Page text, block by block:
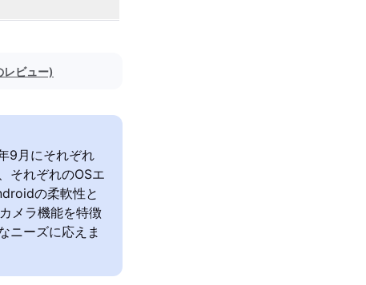
ビュー)
9月にそれぞれ
それぞれのOSエ
の柔軟性と
メラ機能を特徴
ニーズに応えま